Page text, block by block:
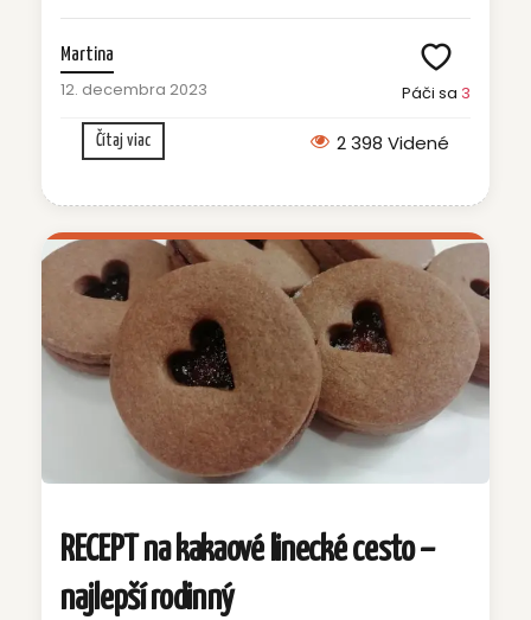
Martina
12. decembra 2023 Páči sa 3
Čítaj viac 2 398 Videné
RECEPT na kakaové linecké cesto –
najlepší rodinný